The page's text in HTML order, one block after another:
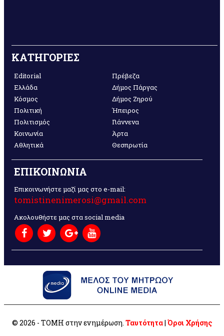
ΚΑΤΗΓΟΡΙΕΣ
Editorial
Ελλάδα
Κόσμος
Πολιτική
Πολιτισμός
Κοινωνία
Αθλητικά
Πρέβεζα
Δήμος Πάργας
Δήμος Ζηρού
Ήπειρος
Γιάννενα
Άρτα
Θεσπρωτία
ΕΠΙΚΟΙΝΩΝΙΑ
Επικοινωνήστε μαζί μας στο e-mail:
tomistinenimerosi@gmail.com
Ακολουθήστε μας στα social media
© 2026 - ΤΟΜΗ στην ενημέρωση. Ταυτότητα| Όροι Χρήσης